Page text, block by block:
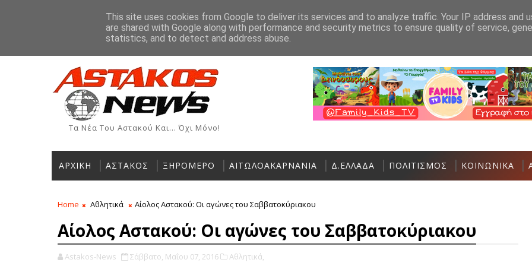
Ιστορία Χρήσιμα Τηλέφωνα Αγγελίες Ανακοίνωση Επικοινωνία
ΡΟΗ ΕΙΔΗΣΕΩΝ ΠΟΛΙΤΙΣΜΌΣ Σήμερα η Έκθεση Τοπικών
Τα Νέα Του Αστακού Και... Όχι Μόνο!
ΑΡΧΙΚΗ ΑΣΤΑΚΟΣ ΞΗΡΟΜΕΡΟ ΑΙΤΩΛΟΑΚΑΡΝΑΝΙΑ Δ.ΕΛΛΑΔΑ ΠΟΛΙΤΙΣΜΟΣ ΚΟΙΝΩΝΙΚΑ
Home Αθλητικά Αίολος Αστακού: Οι αγώνες του Σαββατοκύριακου
Αίολος Αστακού: Οι αγώνες του Σαββατοκύριακου
Astakos-News Σάββατο, Μαΐου 07, 2016 Αθλητικά,
This site uses cookies from Google to deliver its services and to analyze traffic. Your IP address and
are shared with Google along with performance and security metrics to ensure quality of service,
statistics, and to detect and address abuse.